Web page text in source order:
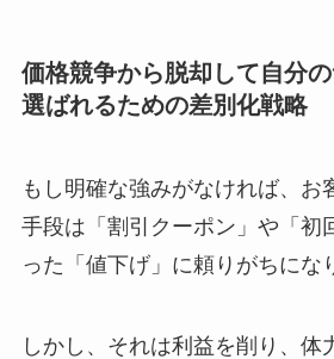
価格競争から脱却して自分
選ばれるための差別化戦略
もし明確な強みがなければ、お
手段は「割引クーポン」や「初
った「値下げ」に頼りがちにな
しかし、それは利益を削り、体